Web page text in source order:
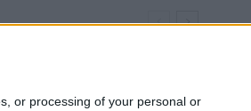
or processing of your personal or